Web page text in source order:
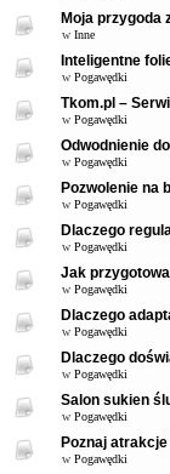
Moja przygoda
w Inne
Inteligentne
w Pogawędki
Tkom.pl –
w Pogawędki
Odwodnienie
w Pogawędki
Pozwolenie na
w Pogawędki
Dlaczego
w Pogawędki
Jak
w Pogawędki
Dlaczego
w Pogawędki
Dlaczego
w Pogawędki
Salon sukien
w Pogawędki
Poznaj
w Pogawędki